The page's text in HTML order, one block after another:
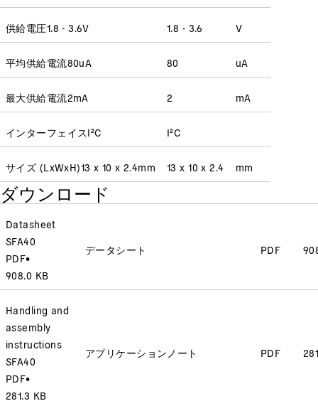
供給電圧1.8 - 3.6V 1.8 - 3.6 V
平均供給電流80uA 80 uA
最大供給電流2mA 2 mA
インターフェイスI²C I²C
サイズ (LxWxH)13 x 10 x 2.4mm 13 x 10 x 2.4 mm
ダウンロード
Datasheet
SFA40
PDF•
908.0 KB
データシート PDF
Handling and
assembly
instructions
SFA40
PDF•
281.3 KB
アプリケーションノート PDF